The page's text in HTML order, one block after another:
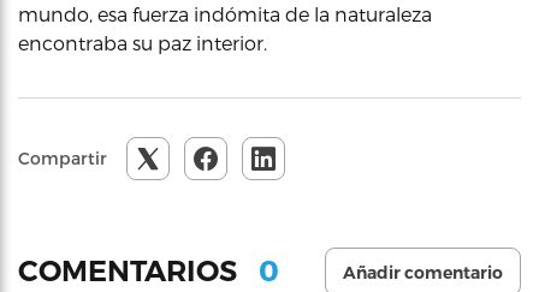
mundo, esa fuerza indómita de la naturaleza
encontraba su paz interior.
Compartir
COMENTARIOS 0 Añadir comentario